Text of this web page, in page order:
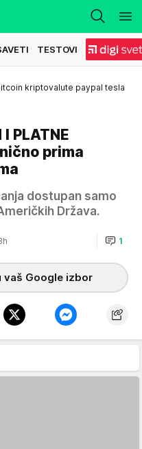
TESTOVI
kriptovalute paypal tesla
PLATNE
prima
dostupan samo
Država.
1
vaš Google izbor